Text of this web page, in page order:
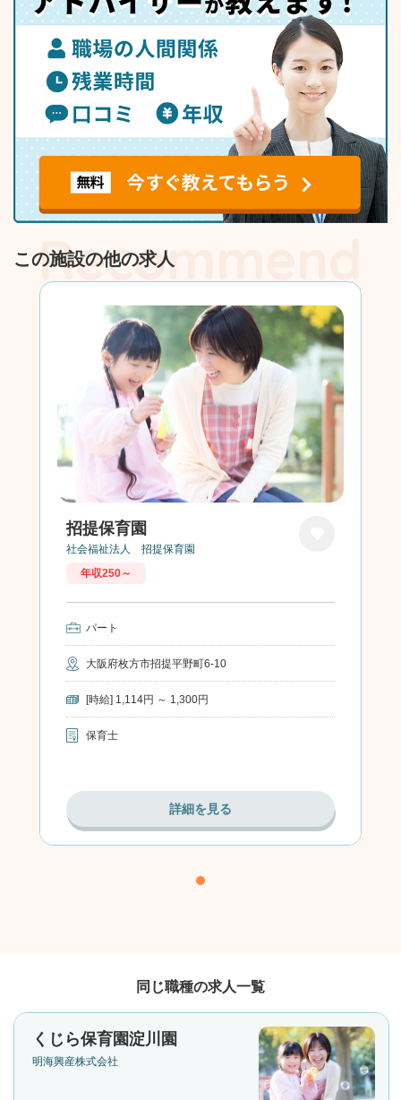
この施設の他の求人
招提保育園
社会福祉法人 招提保育園
年収250～
パート
大阪府枚方市招提平野町6-10
[時給] 1,114円 ～ 1,300円
保育士
詳細を見る
同じ職種の求人一覧
くじら保育園淀川園
明海興産株式会社